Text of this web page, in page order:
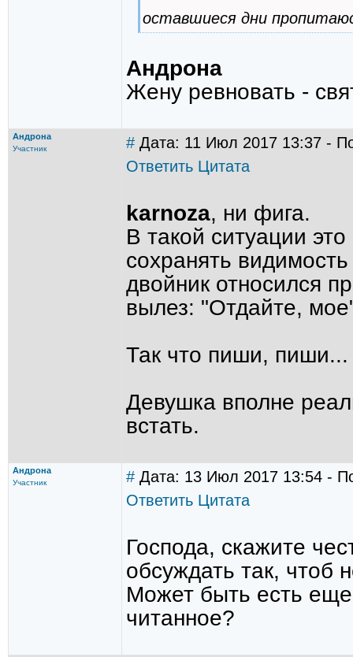
оставшиеся дни
Андрона
Жену ревновать -
Андрона
Участник # Дата: 11 Июл 2017 13:37 -
Ответить Цитата
karnoza, ни фига.
В такой ситуации
сохранять
двойник относился
вылез: "Отдайте,
Так что пиши,
Девушка вполне
встать.
Андрона
Участник # Дата: 13 Июл 2017 13:54 -
Ответить Цитата
Господа, скажите
обсуждать так, чтоб
Может быть есть
читанное?